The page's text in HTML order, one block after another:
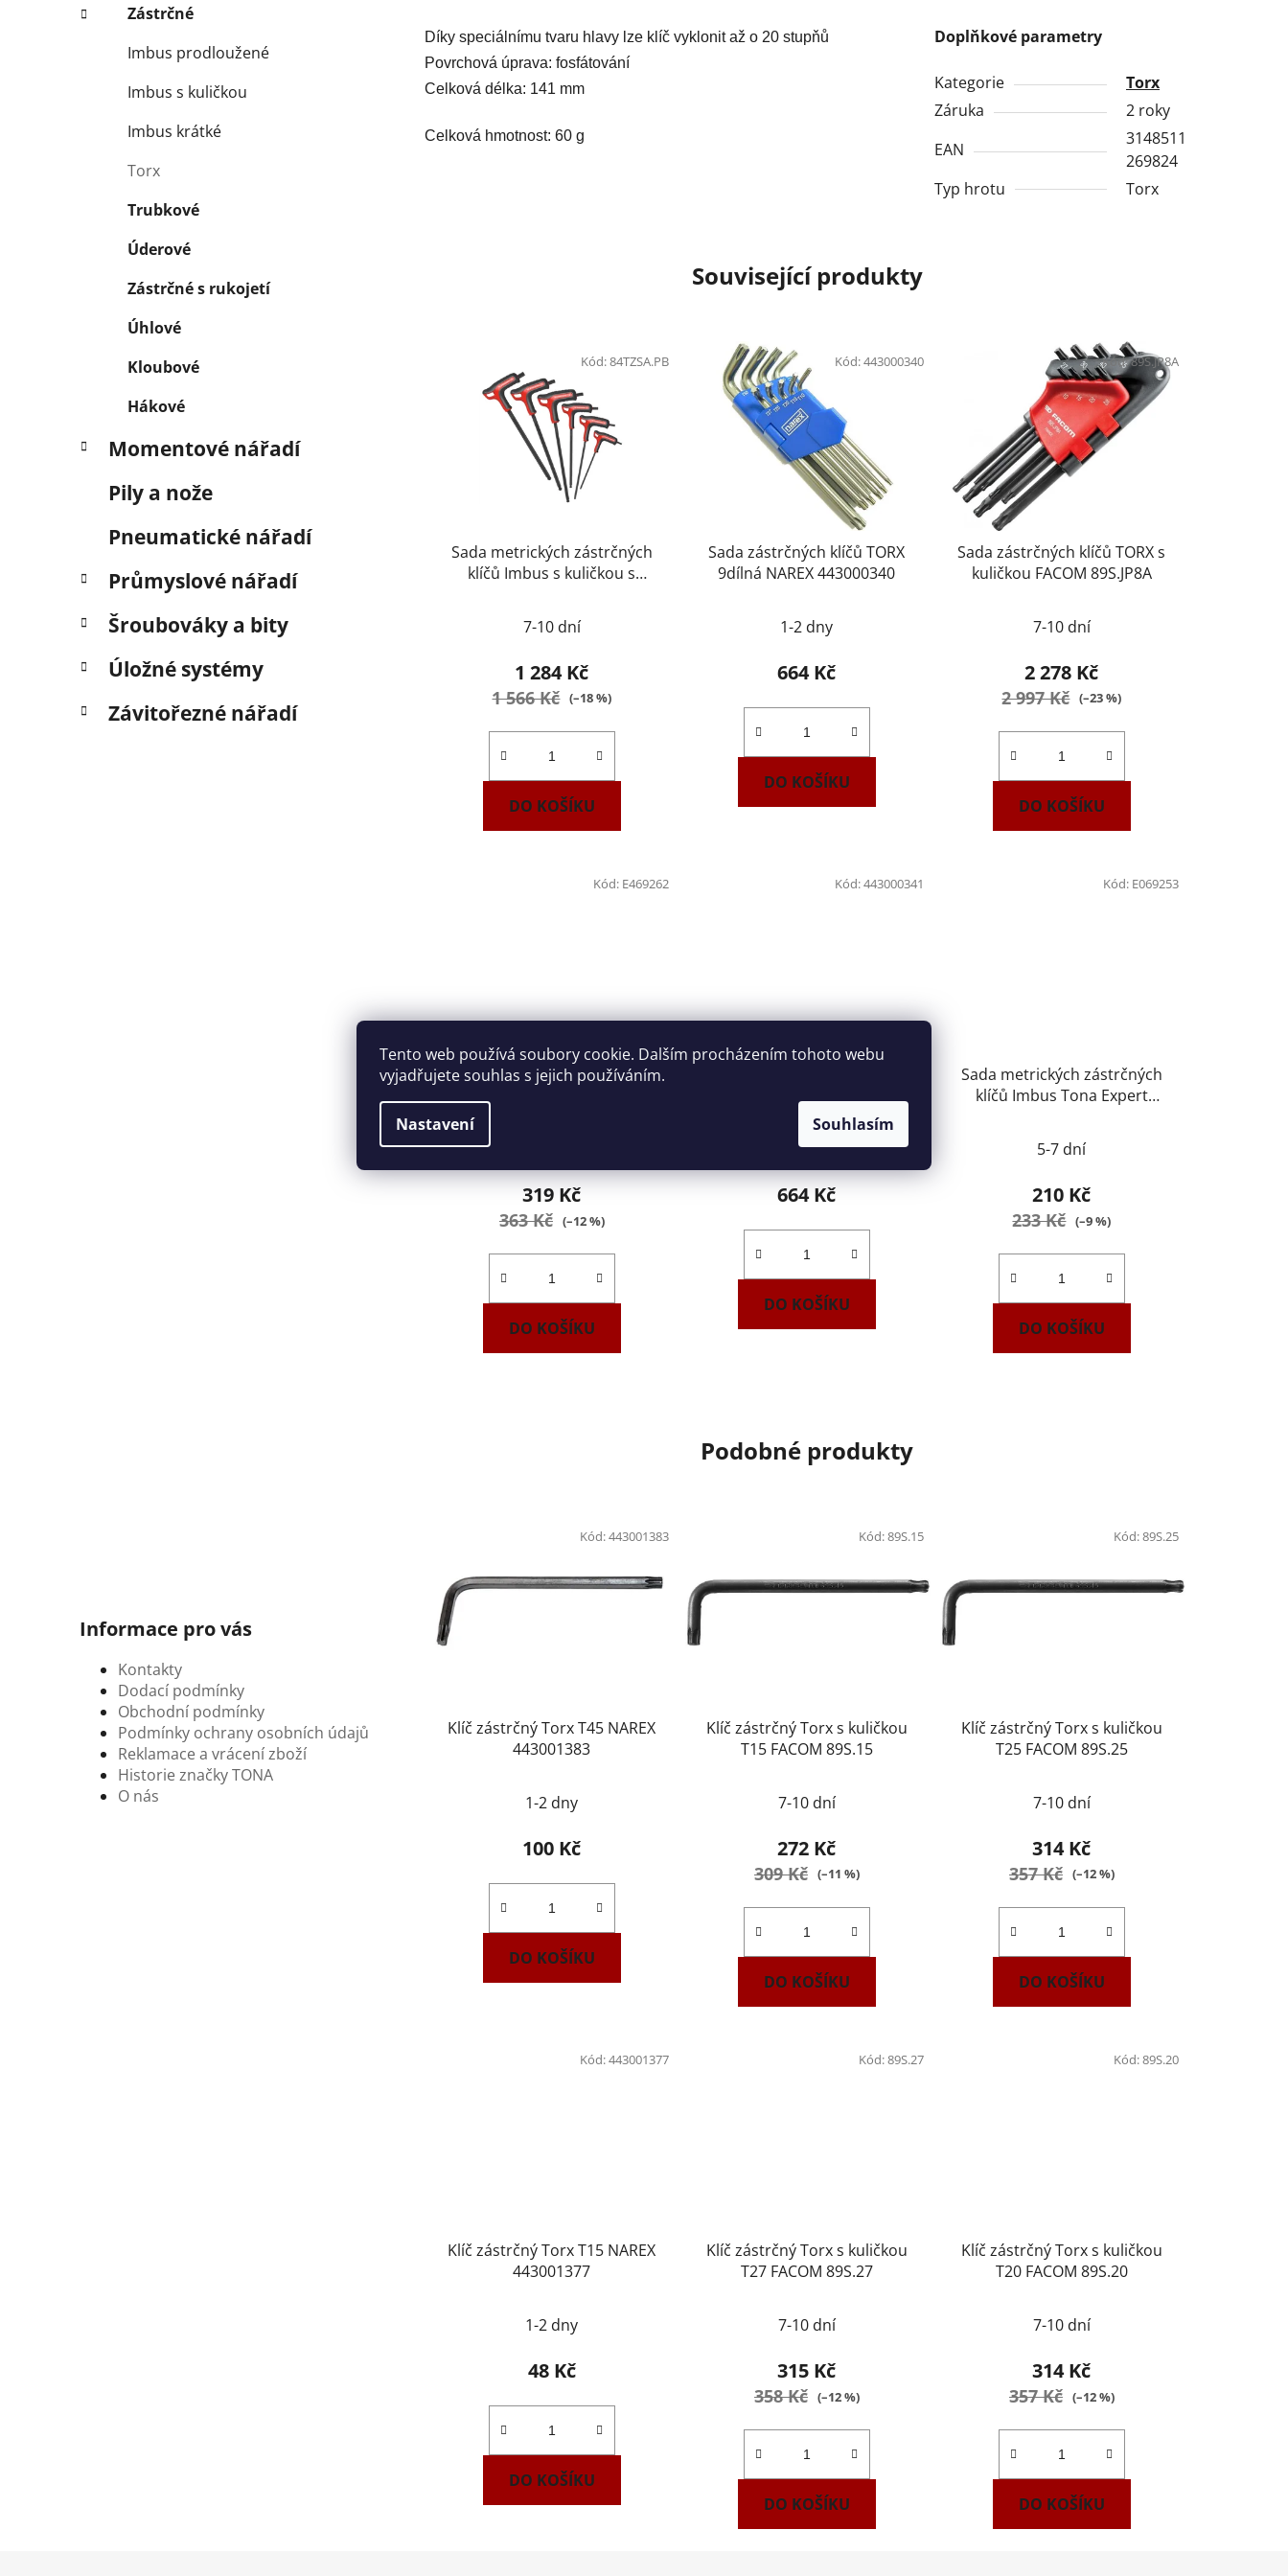
Tento web používá soubory cookie. Dalším procházením tohoto webu
vyjadřujete souhlas s jejich používáním.
Nastavení Souhlasím
Zástrčné
Imbus prodloužené
Imbus s kuličkou
Imbus krátké
Torx
Trubkové
Úderové
Zástrčné s rukojetí
Úhlové
Kloubové
Hákové
Momentové nářadí
Pily a nože
Pneumatické nářadí
Průmyslové nářadí
Šroubováky a bity
Úložné systémy
Závitořezné nářadí
Informace pro vás
Kontakty
Dodací podmínky
Obchodní podmínky
Podmínky ochrany osobních údajů
Reklamace a vrácení zboží
Historie značky TONA
O nás
Díky speciálnímu tvaru hlavy lze klíč vyklonit až o 20 stupňů
Povrchová úprava: fosfátování
Celková délka: 141 mm
Celková hmotnost: 60 g
Doplňkové parametry
Kategorie
Torx
Záruka
2 roky
EAN
3148511
269824
Typ hrotu
Torx
Související produkty
Sada metrických zástrčných
klíčů Imbus s kuličkou s
7-10 dní
1 284 Kč
1 566 Kč (–18 %)
DO KOŠÍKU
Kód:84TZSA.PB
Sada zástrčných klíčů TORX
9dílná NAREX 443000340
1-2 dny
664 Kč
DO KOŠÍKU
Kód:443000340
Sada zástrčných klíčů TORX s
kuličkou FACOM 89S.JP8A
7-10 dní
2 278 Kč
2 997 Kč (–23 %)
DO KOŠÍKU
Kód:89S.JP8A
Sada metrických zástrčných
klíčů Imbus Tona Expert
319 Kč
363 Kč (–12 %)
DO KOŠÍKU
Kód: E469262
otvorem 230711TT.609 9dílná
443000341
1-2 dny
664 Kč
DO KOŠÍKU
Kód:443000341
Sada metrických zástrčných
klíčů Imbus Tona Expert
5-7 dní
210 Kč
233 Kč (–9 %)
DO KOŠÍKU
Kód: E069253
Podobné produkty
Klíč zástrčný Torx T45 NAREX
443001383
1-2 dny
100 Kč
DO KOŠÍKU
Kód:443001383
Klíč zástrčný Torx s kuličkou
T15 FACOM 89S.15
7-10 dní
272 Kč
309 Kč (–11 %)
DO KOŠÍKU
Kód:89S.15
Klíč zástrčný Torx s kuličkou
T25 FACOM 89S.25
7-10 dní
314 Kč
357 Kč (–12 %)
DO KOŠÍKU
Kód:89S.25
Klíč zástrčný Torx T15 NAREX
443001377
1-2 dny
48 Kč
DO KOŠÍKU
Kód:443001377
Klíč zástrčný Torx s kuličkou
T27 FACOM 89S.27
7-10 dní
315 Kč
358 Kč (–12 %)
DO KOŠÍKU
Kód:89S.27
Klíč zástrčný Torx s kuličkou
T20 FACOM 89S.20
7-10 dní
314 Kč
357 Kč (–12 %)
DO KOŠÍKU
Kód:89S.20